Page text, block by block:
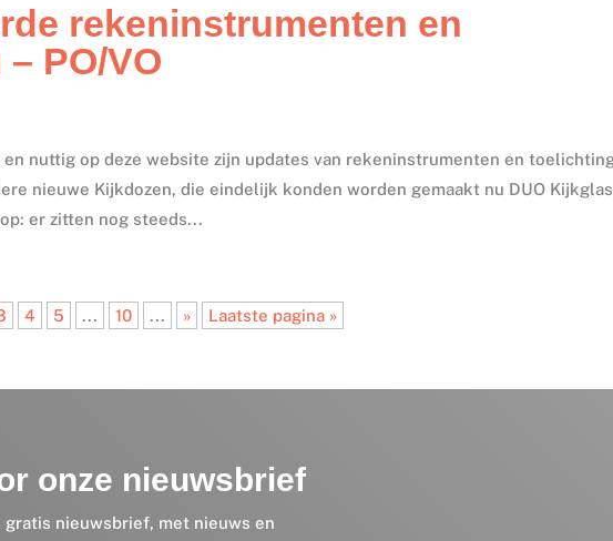
rekeninstrumenten en
PO/VO
nuttig op deze website zijn updates van rekeninstrumenten en
nieuwe Kijkdozen, die eindelijk konden worden gemaakt nu DUO
er zitten nog steeds...
4 5 ... 10 ... » Laatste pagina »
onze nieuwsbrief
nieuwsbrief, met nieuws en